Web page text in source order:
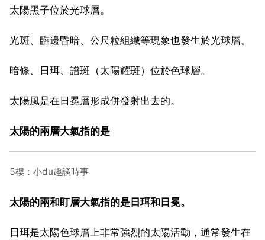
太陽黑子位於光球層。
光斑、臨邊昏暗、公尺粒組織等現象也發生於光球層。
暗條、日珥、譜斑（太陽耀斑）位於色球層。
太陽風是在日冕層形成併發射出去的。
太陽的兩層大氣指的是
5樓：小du趣談時事
太陽的兩和盯層大氣指的是日珥和日冕。
日珥是太陽色球層上非常強烈的太陽活動，通常發生在